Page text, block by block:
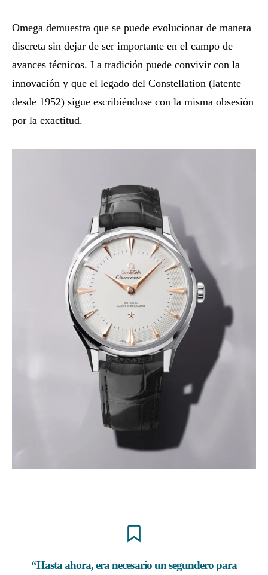
Omega demuestra que se puede evolucionar de manera
discreta sin dejar de ser importante en el campo de
avances técnicos. La tradición puede convivir con la
innovación y que el legado del Constellation (latente
desde 1952) sigue escribiéndose con la misma obsesión
por la exactitud.
“Hasta ahora, era necesario un segundero para